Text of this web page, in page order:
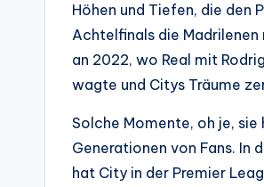
Höhen und Tiefen, die den
Achtelfinals die
an 2022, wo Real mit
wagte und Citys Träume
Solche Momente, oh je,
Generationen von Fans. In
hat City in der Premier